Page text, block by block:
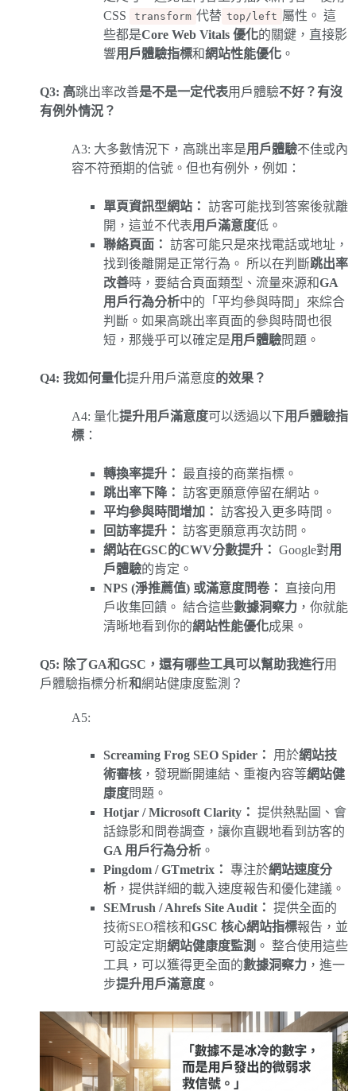
CSS
transform 代替 top/left 屬性。 這
些都是Core Web Vitals 優化的關鍵，直接影
響用戶體驗指標和網站性能優化 。
Q3: 高跳出率改善是不是一定代表用戶體驗不好？有沒
有例外情況？
A3: 大多數情況下，高跳出率是用戶體驗不佳或內
容不符預期的信號。但也有例外，例如：
單頁資訊型網站： 訪客可能找到答案後就離
開，這並不代表用戶滿意度低。
聯絡頁面： 訪客可能只是來找電話或地址，
找到後離開是正常行為。 所以在判斷跳出率
改善時，要結合頁面類型、流量來源和GA
用戶行為分析中的「平均參與時間」來綜合
判斷。如果高跳出率頁面的參與時間也很
短，那幾乎可以確定是用戶體驗問題。
Q4: 我如何量化提升用戶滿意度的效果？
A4: 量化提升用戶滿意度可以透過以下用戶體驗指
標 ：
轉換率提升：
最直接的商業指標。
跳出率下降： 訪客更願意停留在網站。
平均參與時間增加： 訪客投入更多時間。
回訪率提升： 訪客更願意再次訪問。
網站在GSC的CWV分數提升： Google對用
戶體驗的肯定。
NPS (淨推薦值) 或滿意度問卷：
直接向用
戶收集回饋。 結合這些數據洞察力 ，你就能
清晰地看到你的網站性能優化成果。
Q5: 除了GA和GSC，還有哪些工具可以幫助我進行用
戶體驗指標分析和網站健康度監測？
A5:
Screaming Frog SEO Spider： 用於網站技
術審核 ，發現斷開連結、重複內容等網站健
康度問題。
Hotjar / Microsoft Clarity： 提供熱點圖、會
話錄影和問卷調查，讓你直觀地看到訪客的
GA 用戶行為分析 。
Pingdom / GTmetrix： 專注於網站速度分
析 ，提供詳細的載入速度報告和優化建議。
SEMrush / Ahrefs Site Audit： 提供全面的
技術SEO稽核和GSC 核心網站指標報告，並
可設定定期網站健康度監測 。 整合使用這些
工具，可以獲得更全面的數據洞察力 ，進一
步提升用戶滿意度 。